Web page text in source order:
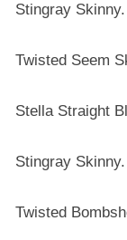
Stingray
Twisted Seem
Stella Straight
Stingray
Twisted